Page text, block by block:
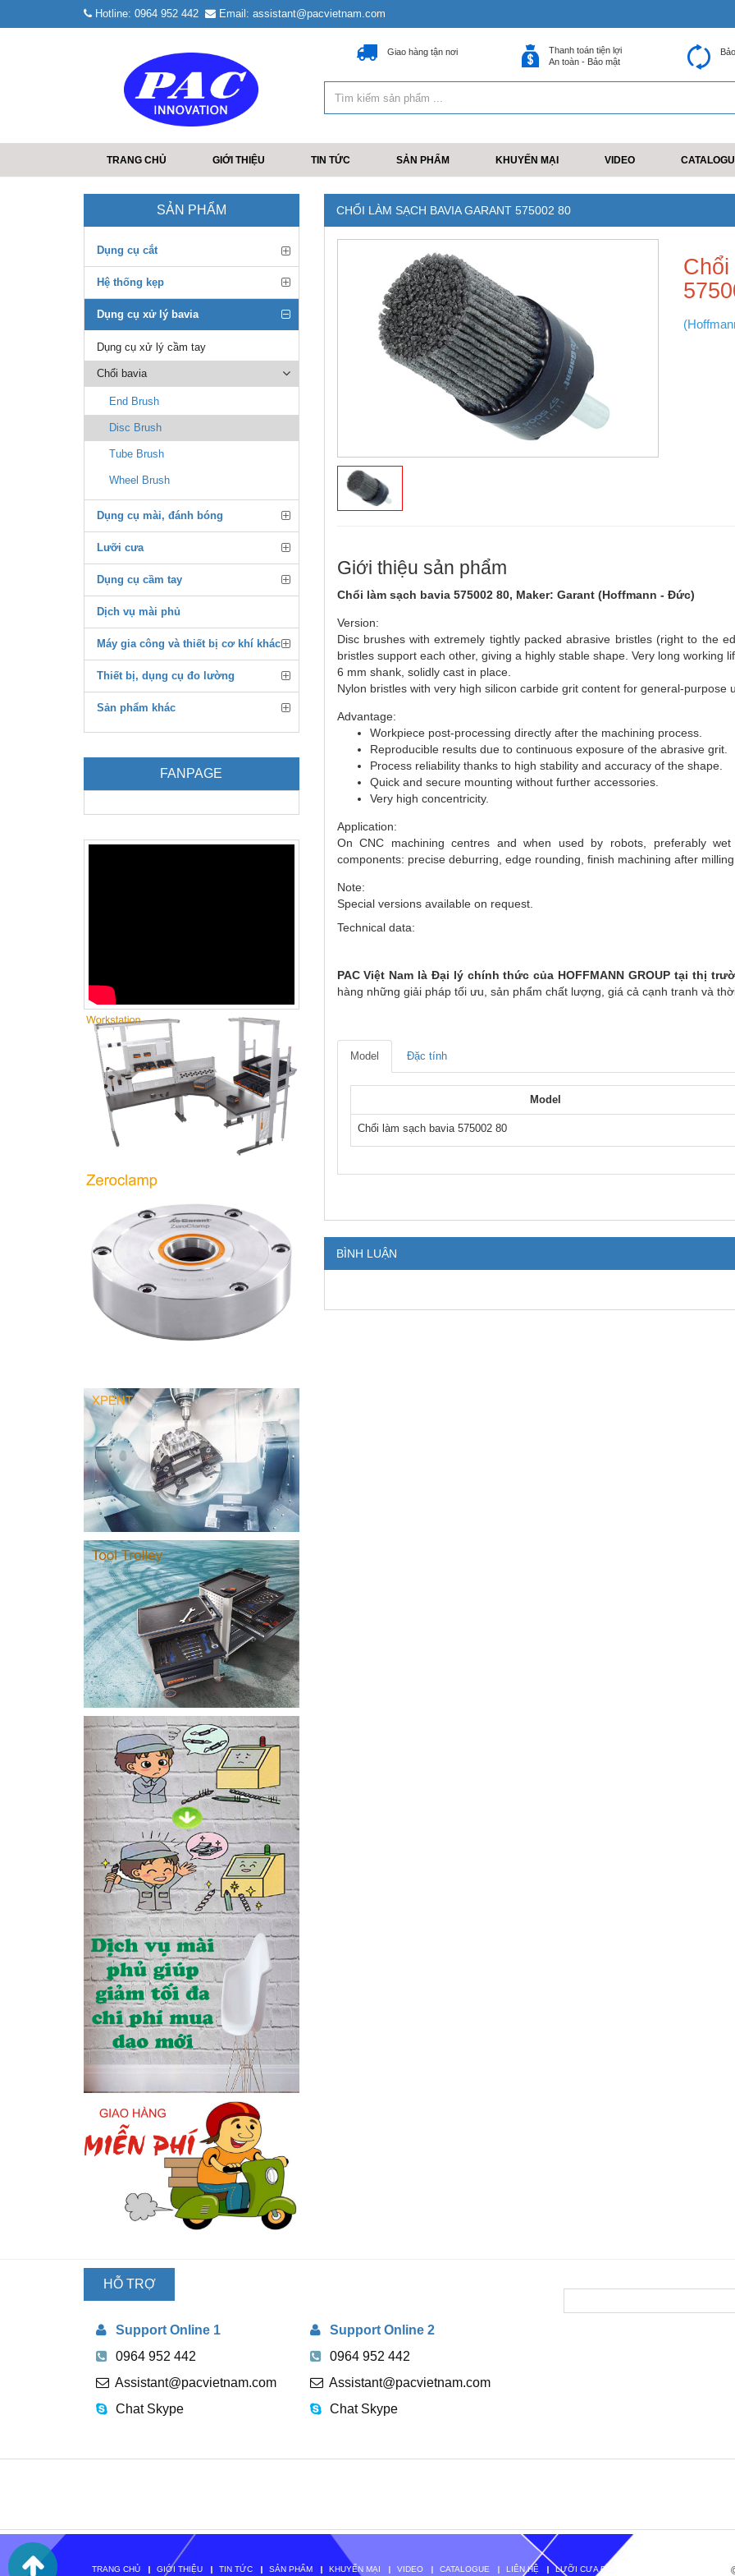
Hotline: 0964 952 442 Email: assistant@pacvietnam.com
Giao hàng tận nơi
Thanh toán tiện lợi
An toàn - Bảo mật
TRANG CHỦ GIỚI THIỆU TIN TỨC SẢN PHẨM KHUYẾN MẠI VIDEO
CHỔI LÀM SẠCH BAVIA GARANT 575002 80
Giới thiệu sản phẩm
Chổi làm sạch bavia 575002 80, Maker: Garant (Hoffmann - Đức)
Version:
Disc brushes with extremely tightly packed abrasive bristles (right to the
bristles support each other, giving a highly stable shape. Very long working
6 mm shank, solidly cast in place.
Nylon bristles with very high silicon carbide grit content for general-purpose
Advantage:
Workpiece post-processing directly after the machining process.
Reproducible results due to continuous exposure of the abrasive grit.
Process reliability thanks to high stability and accuracy of the shape.
Quick and secure mounting without further accessories.
Very high concentricity.
Application:
On CNC machining centres and when used by robots, preferably
components: precise deburring, edge rounding, finish machining after
Note:
Special versions available on request.
Technical data:
PAC Việt Nam là Đại lý chính thức của HOFFMANN GROUP tại thị
hàng những giải pháp tối ưu, sản phẩm chất lượng, giá cả cạnh tranh và
Model Đặc tính
Model
Chổi làm sạch bavia 575002 80
BÌNH LUẬN
SẢN PHẨM
Dụng cụ cắt
Hệ thống kẹp
Dụng cụ xử lý bavia
Dụng cụ xử lý cầm tay
Chổi bavia
End Brush
Disc Brush
Tube Brush
Wheel Brush
Dụng cụ mài, đánh bóng
Lưỡi cưa
Dụng cụ cầm tay
Dịch vụ mài phủ
Máy gia công và thiết bị cơ khí khác
Thiết bị, dụng cụ đo lường
Sản phẩm khác
FANPAGE
HỖ TRỢ
TUYẾN
Support Online 1
0964 952 442
Assistant@pacvietnam.com
Chat Skype
Support Online 2
0964 952 442
Assistant@pacvietnam.com
Chat Skype
TRANG CHỦ GIỚI THIỆU TIN TỨC SẢN PHẨM KHUYẾN MẠI VIDEO CATALOGUE LIÊN HỆ LƯỠI CƯA ĐĨA TENRYU